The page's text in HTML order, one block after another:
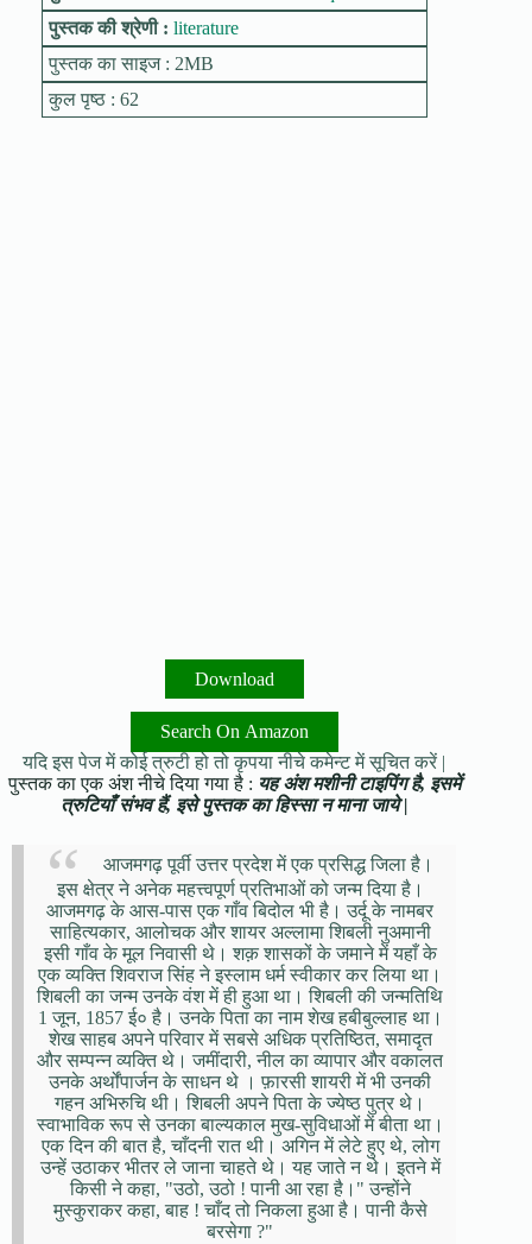
पुस्तक की श्रेणी : literature
पुस्तक का साइज : 2MB
कुल पृष्ठ : 62
Download
Search On Amazon
यदि इस पेज में कोई त्रुटी हो तो कृपया नीचे कमेन्ट में सूचित करें |
पुस्तक का एक अंश नीचे दिया गया है : यह अंश मशीनी टाइपिंग है, इसमें
त्रुटियाँ संभव हैं, इसे पुस्तक का हिस्सा न माना जाये |
आजमगढ़ पूर्वी उत्तर प्रदेश में एक प्रसिद्ध जिला है।
इस क्षेत्र ने अनेक महत्त्वपूर्ण प्रतिभाओं को जन्म दिया है।
आजमगढ़ के आस-पास एक गाँव बिदोल भी है। उर्दू के नामबर
साहित्यकार, आलोचक और शायर अल्लामा शिबली नुअमानी
इसी गाँव के मूल निवासी थे। शक़ शासकों के जमाने में यहाँ के
एक व्यक्ति शिवराज सिंह ने इस्लाम धर्म स्वीकार कर लिया था।
शिबली का जन्म उनके वंश में ही हुआ था। शिबली की जन्मतिथि
1 जून, 1857 ई० है। उनके पिता का नाम शेख हबीबुल्लाह था।
शेख साहब अपने परिवार में सबसे अधिक प्रतिष्ठित, समादृत
और सम्पन्न व्यक्ति थे। जमींदारी, नील का व्यापार और वकालत
उनके अर्थोंपार्जन के साधन थे । फ़ारसी शायरी में भी उनकी
गहन अभिरुचि थी। शिबली अपने पिता के ज्येष्ठ पुत्र थे।
स्वाभाविक रूप से उनका बाल्यकाल मुख-सुविधाओं में बीता था।
एक दिन की बात है, चाँदनी रात थी। अगिन में लेटे हुए थे, लोग
उन्हें उठाकर भीतर ले जाना चाहते थे। यह जाते न थे। इतने में
किसी ने कहा, "उठो, उठो ! पानी आ रहा है।" उन्होंने
मुस्कुराकर कहा, बाह ! चाँद तो निकला हुआ है। पानी कैसे
बरसेगा ?"